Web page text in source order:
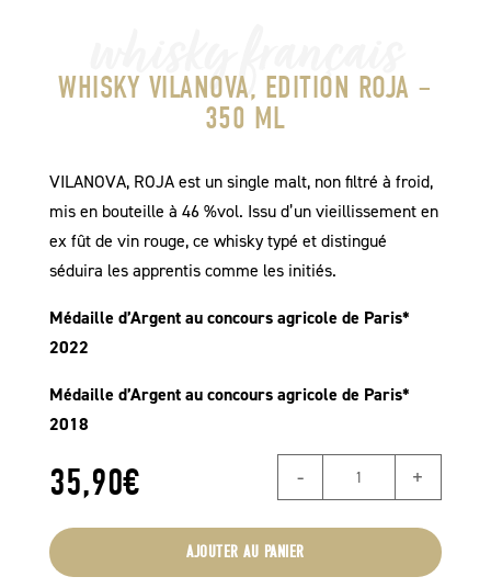
whisky français
WHISKY VILANOVA, EDITION ROJA –
350 ML
VILANOVA, ROJA est un single malt, non filtré à froid,
mis en bouteille à 46 %vol. Issu d’un vieillissement en
ex fût de vin rouge, ce whisky typé et distingué
séduira les apprentis comme les initiés.
Médaille d’Argent au concours agricole de Paris*
2022
Médaille d’Argent au concours agricole de Paris*
2018
35,90€
quantité
de
Whisky
AJOUTER AU PANIER